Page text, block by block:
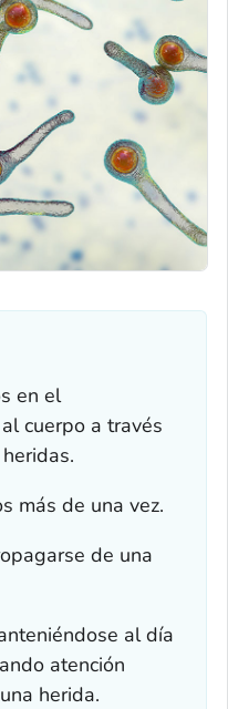
en el
cuerpo a través
más de una vez.
de una
al día
atención
herida.